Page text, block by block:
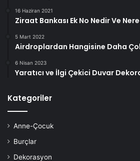
16 Haziran 2021
Ziraat Bankası Ek No Nedir Ve
5 Mart 2022
Airdroplardan Hangisine Daha
6 Nisan 2023
Yaratıcı ve İlgi Çekici Duvar
Kategoriler
Anne-Çocuk
Burçlar
Dekorasyon